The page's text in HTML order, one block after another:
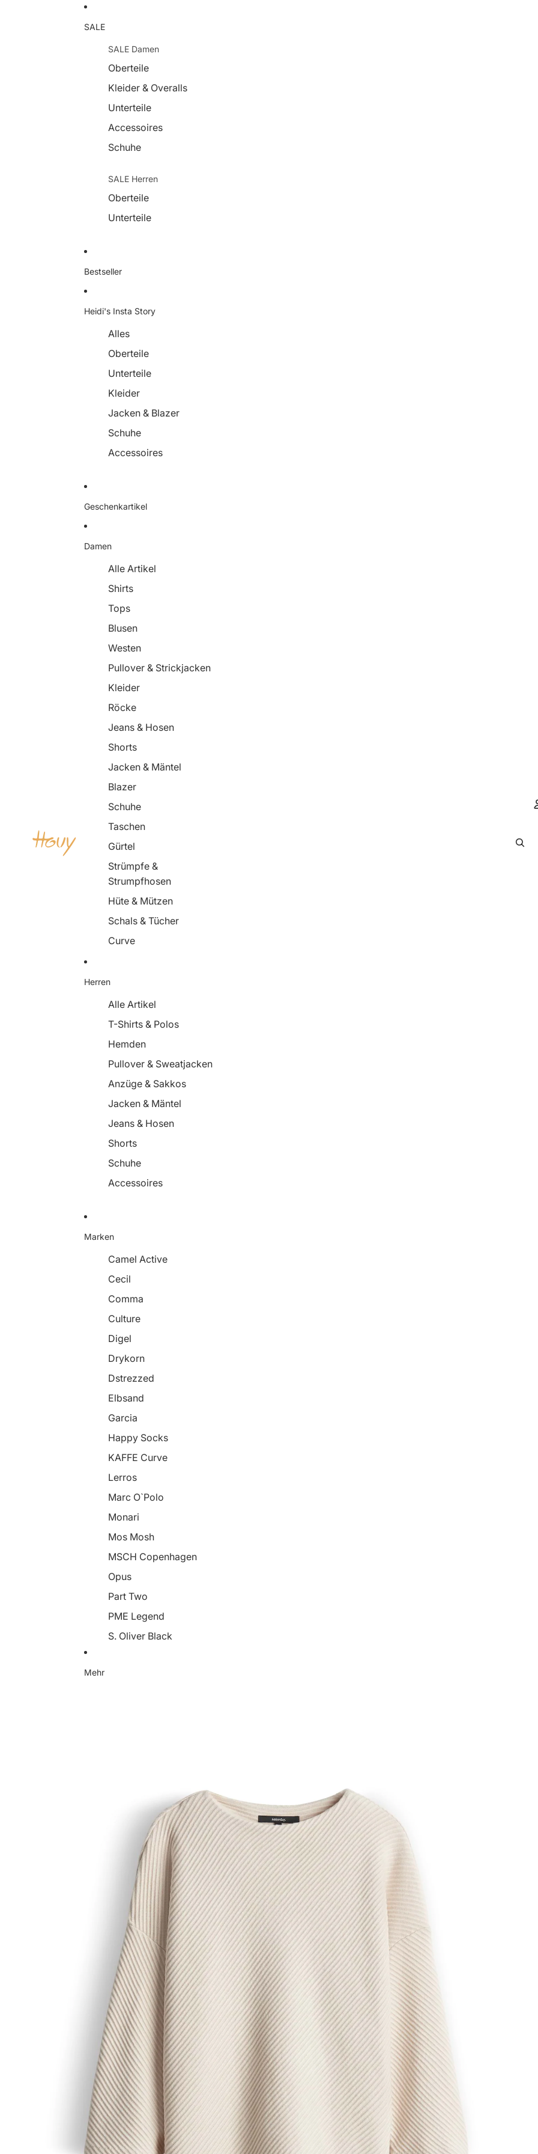
SALE
SALE Damen
Oberteile
Kleider & Overalls
Unterteile
Accessoires
Schuhe
SALE Herren
Oberteile
Unterteile
Bestseller
Heidi's Insta Story
Alles
Oberteile
Unterteile
Kleider
Jacken & Blazer
Schuhe
Accessoires
Geschenkartikel
Damen
Alle Artikel
Shirts
Tops
Blusen
Westen
Pullover & Strickjacken
Kleider
Röcke
Jeans & Hosen
Shorts
Jacken & Mäntel
Blazer
Schuhe
Taschen
Gürtel
Strümpfe &
Strumpfhosen
Hüte & Mützen
Schals & Tücher
Curve
Herren
Alle Artikel
T-Shirts & Polos
Hemden
Pullover & Sweatjacken
Anzüge & Sakkos
Jacken & Mäntel
Jeans & Hosen
Shorts
Schuhe
Accessoires
Marken
Camel Active
Cecil
Comma
Culture
Digel
Drykorn
Dstrezzed
Elbsand
Garcia
Happy Socks
KAFFE Curve
Lerros
Marc O`Polo
Monari
Mos Mosh
MSCH Copenhagen
Opus
Part Two
PME Legend
S. Oliver Black
Mehr